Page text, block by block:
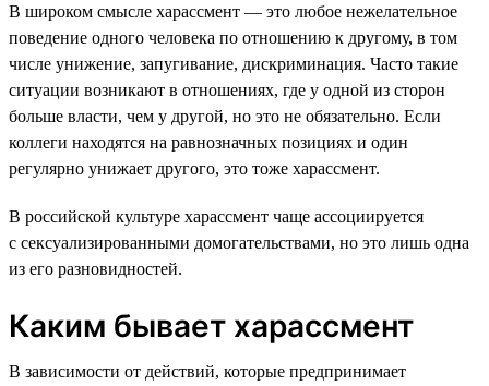
В широком смысле харассмент — это любое нежелательное
поведение одного человека по отношению к другому, в том
числе унижение, запугивание, дискриминация. Часто такие
ситуации возникают в отношениях, где у одной из сторон
больше власти, чем у другой, но это не обязательно. Если
коллеги находятся на равнозначных позициях и один
регулярно унижает другого, это тоже харассмент.
В российской культуре харассмент чаще ассоциируется
с сексуализированными домогательствами, но это лишь одна
из его разновидностей.
Каким бывает харассмент
В зависимости от действий, которые предпринимает